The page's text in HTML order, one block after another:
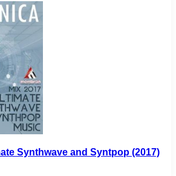
Synthwave and Syntpop (2017)